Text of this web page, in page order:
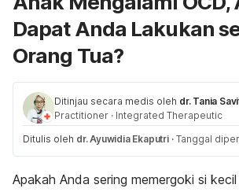
Dapat Anda Lakukan
Orang Tua?
Ditinjau secara medis oleh dr. Tania
Practitioner · Integrated Therapeutic
Ditulis oleh dr. Ayuwidia Ekaputri · Tanggal
Apakah Anda sering memergoki si